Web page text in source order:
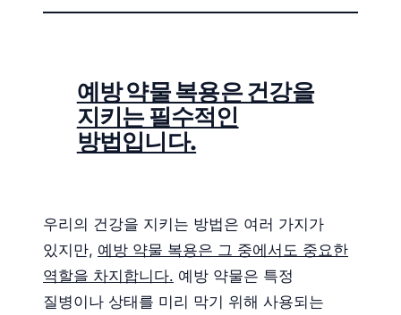
예방 약물 복용은 건강을
지키는 필수적인
방법입니다.
우리의 건강을 지키는 방법은 여러 가지가
있지만, 예방 약물 복용은 그 중에서도 중요한
역할을 차지합니다. 예방 약물은 특정
질병이나 상태를 미리 막기 위해 사용되는